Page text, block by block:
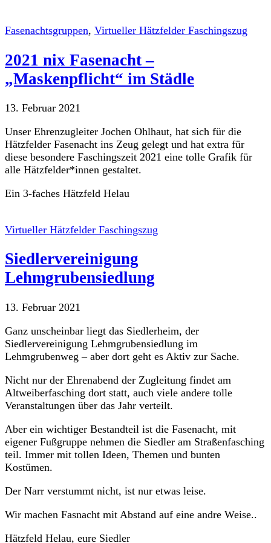
Fasenachtsgruppen, Virtueller Hätzfelder Faschingszug
2021 nix Fasenacht –
„Maskenpflicht“ im Städle
13. Februar 2021
Unser Ehrenzugleiter Jochen Ohlhaut, hat sich für die
Hätzfelder Fasenacht ins Zeug gelegt und hat extra für
diese besondere Faschingszeit 2021 eine tolle Grafik für
alle Hätzfelder*innen gestaltet.
Ein 3-faches Hätzfeld Helau
Virtueller Hätzfelder Faschingszug
Siedlervereinigung
Lehmgrubensiedlung
13. Februar 2021
Ganz unscheinbar liegt das Siedlerheim, der
Siedlervereinigung Lehmgrubensiedlung im
Lehmgrubenweg – aber dort geht es Aktiv zur Sache.
Nicht nur der Ehrenabend der Zugleitung findet am
Altweiberfasching dort statt, auch viele andere tolle
Veranstaltungen über das Jahr verteilt.
Aber ein wichtiger Bestandteil ist die Fasenacht, mit
eigener Fußgruppe nehmen die Siedler am Straßenfasching
teil. Immer mit tollen Ideen, Themen und bunten
Kostümen.
Der Narr verstummt nicht, ist nur etwas leise.
Wir machen Fasnacht mit Abstand auf eine andre Weise..
Hätzfeld Helau, eure Siedler